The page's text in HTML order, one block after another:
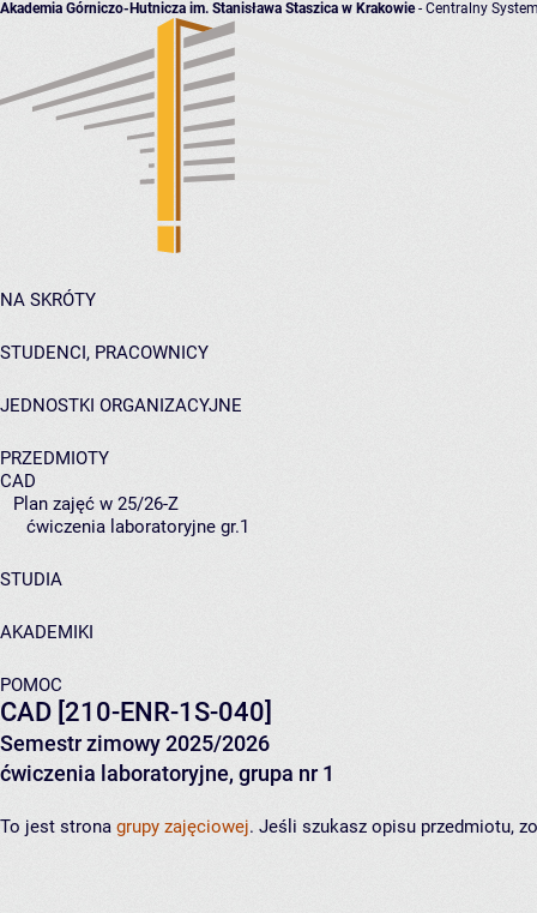
Akademia Górniczo-Hutnicza im. Stanisława Staszica w Krakowie- Centralny
NA SKRÓTY
STUDENCI, PRACOWNICY
JEDNOSTKI ORGANIZACYJNE
PRZEDMIOTY
CAD
Plan zajęć w 25/26-Z
ćwiczenia laboratoryjne gr.1
STUDIA
AKADEMIKI
POMOC
CAD [210-ENR-1S-040]
Semestr zimowy 2025/2026
ćwiczenia laboratoryjne, grupa nr 1
To jest strona grupy zajęciowej. Jeśli szukasz opisu przedmiotu,